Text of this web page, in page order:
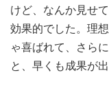
けど、なんか見せ
効果的でした。理
ゃ喜ばれて、さら
と、早くも成果が